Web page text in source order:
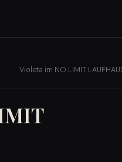
Violeta im NO LIMIT